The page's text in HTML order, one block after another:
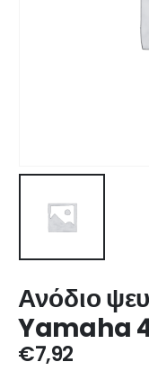
Ανόδιο
Yamaha
€7,92